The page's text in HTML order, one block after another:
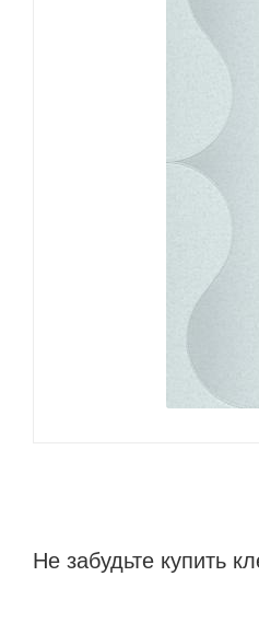
Не забудьте купить